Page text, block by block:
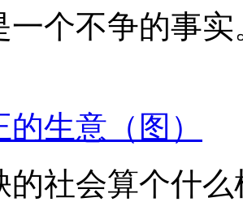
一个不争的事实
生意（图）
的社会算个什